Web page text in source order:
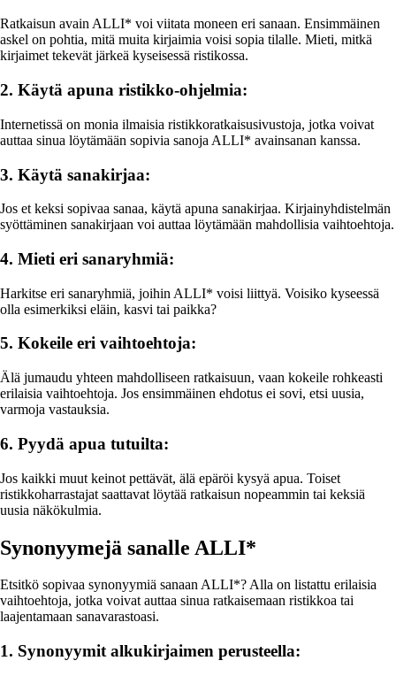
Ratkaisun avain ALLI* voi viitata moneen eri sanaan. Ensimmäinen
askel on pohtia, mitä muita kirjaimia voisi sopia tilalle. Mieti, mitkä
kirjaimet tekevät järkeä kyseisessä ristikossa.
2. Käytä apuna ristikko-ohjelmia:
Internetissä on monia ilmaisia ristikkoratkaisusivustoja, jotka voivat
auttaa sinua löytämään sopivia sanoja ALLI* avainsanan kanssa.
3. Käytä sanakirjaa:
Jos et keksi sopivaa sanaa, käytä apuna sanakirjaa. Kirjainyhdistelmän
syöttäminen sanakirjaan voi auttaa löytämään mahdollisia vaihtoehtoja.
4. Mieti eri sanaryhmiä:
Harkitse eri sanaryhmiä, joihin ALLI* voisi liittyä. Voisiko kyseessä
olla esimerkiksi eläin, kasvi tai paikka?
5. Kokeile eri vaihtoehtoja:
Älä jumaudu yhteen mahdolliseen ratkaisuun, vaan kokeile rohkeasti
erilaisia vaihtoehtoja. Jos ensimmäinen ehdotus ei sovi, etsi uusia,
varmoja vastauksia.
6. Pyydä apua tutuilta:
Jos kaikki muut keinot pettävät, älä epäröi kysyä apua. Toiset
ristikkoharrastajat saattavat löytää ratkaisun nopeammin tai keksiä
uusia näkökulmia.
Synonyymejä sanalle ALLI*
Etsitkö sopivaa synonyymiä sanaan ALLI*? Alla on listattu erilaisia
vaihtoehtoja, jotka voivat auttaa sinua ratkaisemaan ristikkoa tai
laajentamaan sanavarastoasi.
1. Synonyymit alkukirjaimen perusteella: